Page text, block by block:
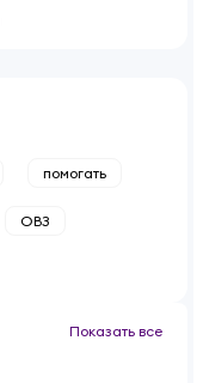
помогать
ОВЗ
Показать все